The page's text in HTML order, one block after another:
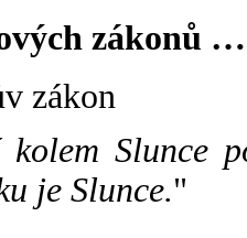
zákonů …
zákon
Slunce
je Slunce."